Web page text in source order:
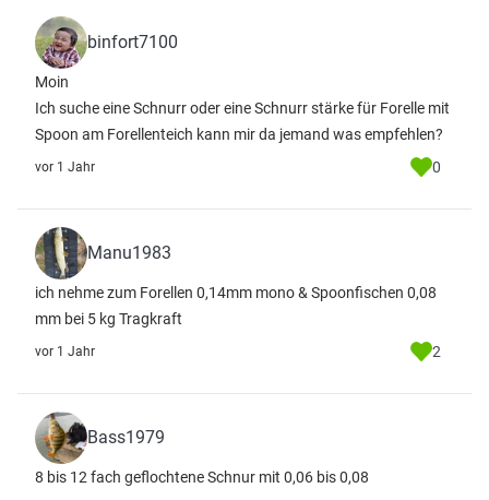
binfort7100
Moin
Ich suche eine Schnurr oder eine Schnurr stärke für Forelle mit
Spoon am Forellenteich kann mir da jemand was empfehlen?
vor 1 Jahr 0
Manu1983
ich nehme zum Forellen 0,14mm mono & Spoonfischen 0,08
mm bei 5 kg Tragkraft
vor 1 Jahr 2
Bass1979
8 bis 12 fach geflochtene Schnur mit 0,06 bis 0,08